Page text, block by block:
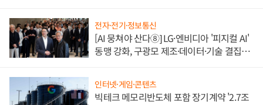
전자·전기·정보통신
[AI 뭉쳐야 산다⑧] LG·엔비디아 '피지컬 AI'
동맹 강화, 구광모 제조·데이터·기술 결집
인터넷·게임·콘텐츠
빅테크 메모리반도체 포함 장기계약 '2.7조